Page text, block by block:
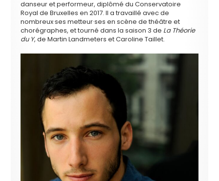
danseur et performeur, diplômé du Conservatoire
Royal de Bruxelles en 2017. Il a travaillé avec de
nombreux·ses metteur·ses en scène de théâtre et
chorégraphes, et tourné dans la saison 3 de La Théorie
du Y, de Martin Landmeters et Caroline Taillet.